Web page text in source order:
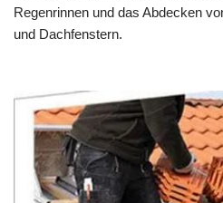
Regenrinnen und das Abdecken
und Dachfenstern.